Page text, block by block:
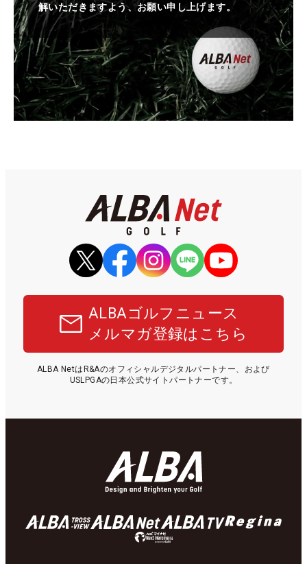
解いただきますよう、お願い申し上げます。
ALBAゴルフニュース
メルマガ登録はこちら
ALBA NetはR&Aのオフィシャルデジタルパートナー、および
USLPGAの日本公式サイトパートナーです。